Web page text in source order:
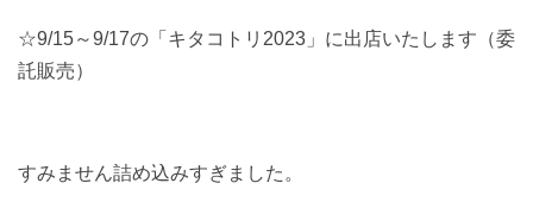
☆9/15～9/17の「キタコトリ2023」に出店いたします（委
託販売）
すみません詰め込みすぎました。